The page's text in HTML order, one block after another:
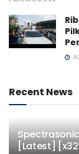
Recent News
[Latest]